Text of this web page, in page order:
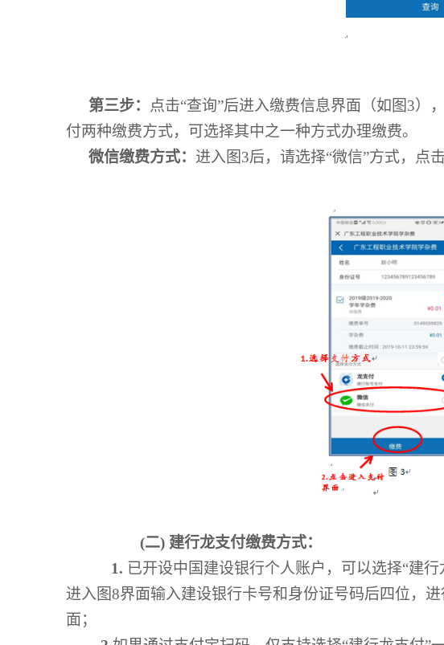
第三步： 点击“查询”后进入缴费信息界面（如图3）
付两种缴费方式，可选择其中之一种方式办理缴费。
微信缴费方式： 进入图3后，请选择“微信”方式，点
(二) 建行龙支付缴费方式：
1. 已开设中国建设银行个人账户，可以选择“建
进入图8界面输入建设银行卡号和身份证号码后四位，
面；